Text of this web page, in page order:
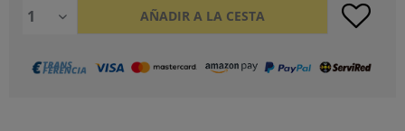
AÑADIR A LA CESTA